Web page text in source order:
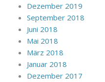
Dezember 2019
September 2018
Juni 2018
Mai 2018
März 2018
Januar 2018
Dezember 2017